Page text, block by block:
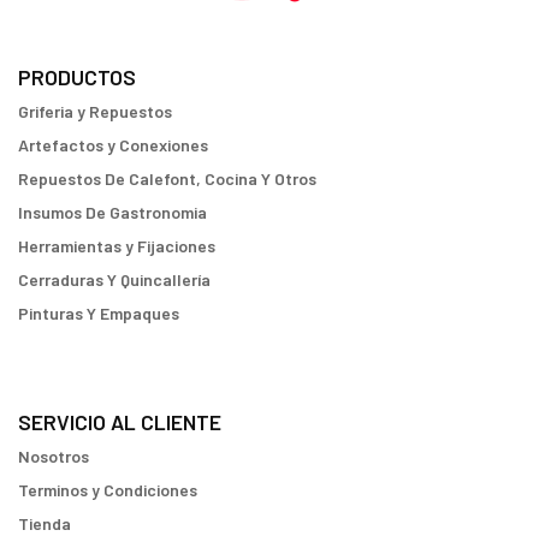
PRODUCTOS
Griferia y Repuestos
Artefactos y Conexiones
Repuestos De Calefont, Cocina Y Otros
Insumos De Gastronomia
Herramientas y Fijaciones
Cerraduras Y Quincallería
Pinturas Y Empaques
SERVICIO AL CLIENTE
Nosotros
Terminos y Condiciones
Tienda